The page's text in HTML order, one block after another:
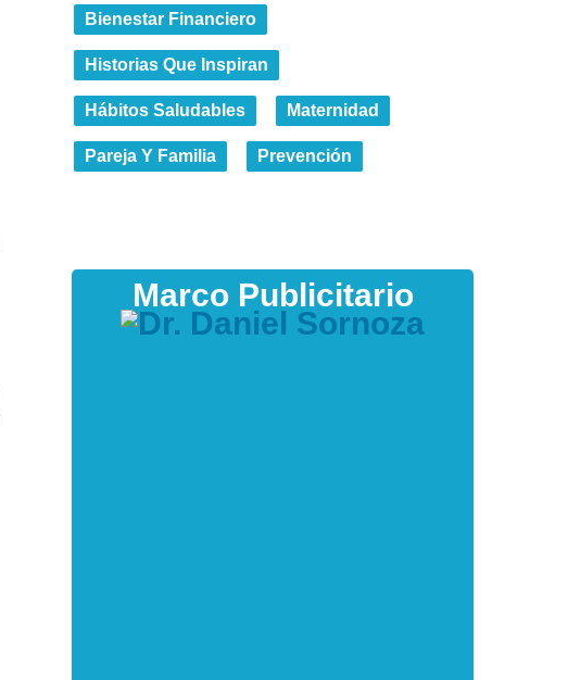
Bienestar Financiero
Historias Que Inspiran
Hábitos Saludables Maternidad
Pareja Y Familia Prevención
Marco Publicitario